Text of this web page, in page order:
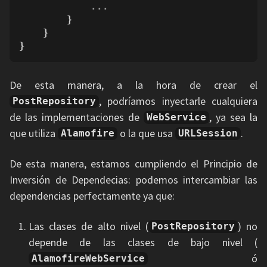
...
        }
    }
}
De esta manera, a la hora de crear el
PostRepository , podríamos inyectarle cualquiera
de las implementaciones de
WebService , ya sea la
que utiliza Alamofire o la que usa URLSession .
De esta manera, estamos cumpliendo el Principio de
Inversión de Dependecias: podemos intercambiar las
dependencias perfectamente ya que:
Las clases de alto nivel ( PostRepository ) no
depende de las clases de bajo nivel (
AlamofireWebService ó